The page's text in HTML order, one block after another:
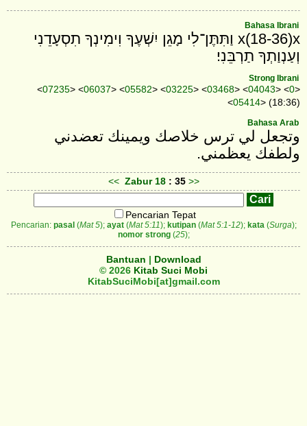
Bahasa Ibrani
x(18-36)x וַתִּתֶּן־לִי מָגֵן יִשְׁעֶךָ וִימִינְךָ תִסְעָדֵנִי
וְעַנְוַתְךָ תַרְבֵּנִי׃
Strong Ibrani
<07235> <06037> <05582> <03225> <03468> <04043> <0>
<05414> (18:36)
Bahasa Arab
‎وتجعل لي ترس خلاصك ويمينك تعضدني
ولطفك يعظمني‎.
<< Zabur 18 : 35 >>
Pencarian Tepat
Pencarian: pasal(Mat 5); ayat(Mat 5:11); kutipan(Mat 5:1-12); kata (Surga);
nomor strong(25);
Bantuan | Download
© 2026 Kitab Suci Mobi
KitabSuciMobi[at]gmail.com